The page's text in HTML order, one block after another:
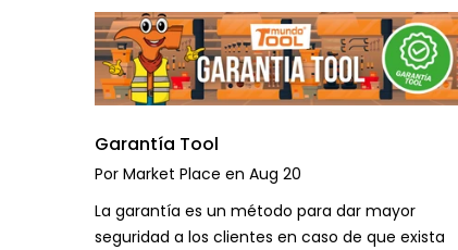
Garantía Tool
Por Market Place en Aug 20
La garantía es un método para dar mayor
seguridad a los clientes en caso de que exista